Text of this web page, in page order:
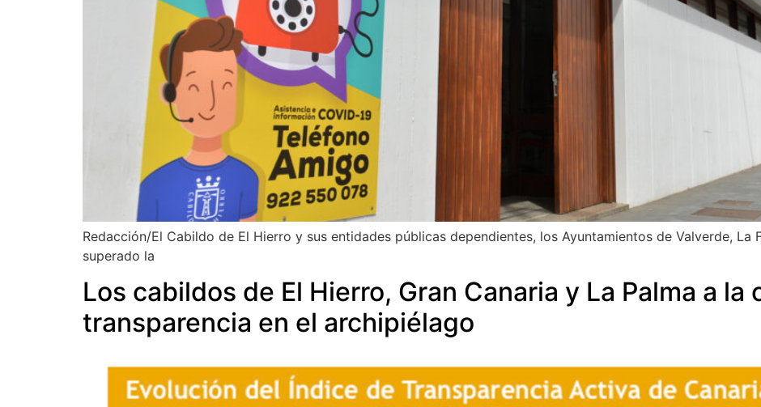
Redacción/El Cabildo de El Hierro y sus entidades públicas dependientes, los Ayuntamientos de Valverde, La
superado la
Los cabildos de El Hierro, Gran Canaria y La Palma a la
transparencia en el archipiélago